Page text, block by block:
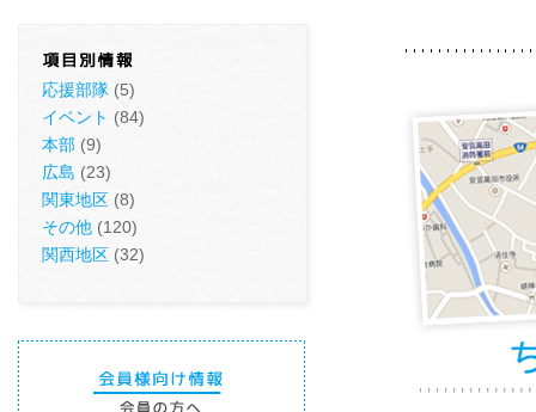
応援部隊 (5)
イベント (84)
本部 (9)
広島 (23)
関東地区 (8)
その他 (120)
関西地区 (32)